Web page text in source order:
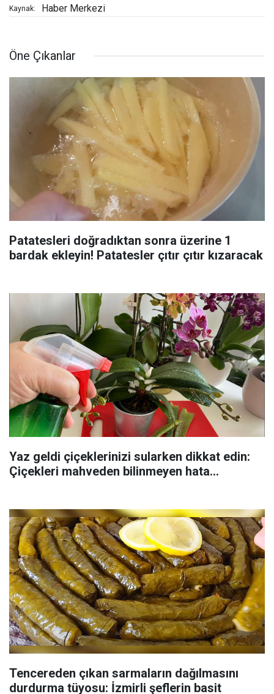
Kaynak: Haber Merkezi
Öne Çıkanlar
Patatesleri doğradıktan sonra üzerine 1
bardak ekleyin! Patatesler çıtır çıtır kızaracak
Yaz geldi çiçeklerinizi sularken dikkat edin:
Çiçekleri mahveden bilinmeyen hata...
Tencereden çıkan sarmaların dağılmasını
durdurma tüyosu: İzmirli şeflerin basit